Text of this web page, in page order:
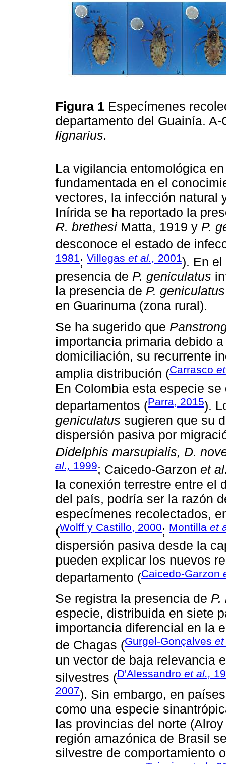
Figura 1 Especímenes
departamento del Guainía.
lignarius.
La vigilancia entomológica
fundamentada en el
vectores, la infección natural
Inírida se ha reportado la
R. brethesi Matta, 1919 y P.
desconoce el estado de
1981; Villegas et al., 2001). En el
presencia de P. geniculatus
la presencia de P.
en Guarinuma (zona rural).
Se ha sugerido que
importancia primaria debido
domiciliación, su recurrente
amplia distribución (Carrasco
En Colombia esta especie
departamentos (Parra, 2015).
geniculatus sugieren que su
dispersión pasiva por
Didelphis marsupialis, D.
al., 1999; Caicedo-Garzon et
la conexión terrestre entre el
del país, podría ser la razón
especímenes recolectados,
(Wolff y Castillo, 2000; Montilla et
dispersión pasiva desde la
pueden explicar los nuevos
departamento (Caicedo-Garzon
Se registra la presencia de P.
especie, distribuida en siete
importancia diferencial en la
de Chagas (Gurgel-Gonçalves
un vector de baja relevancia
silvestres (D'Alessandro et al.,
2007). Sin embargo, en
como una especie
las provincias del norte
región amazónica de Brasil
silvestre de comportamiento